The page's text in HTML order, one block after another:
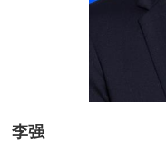
李强